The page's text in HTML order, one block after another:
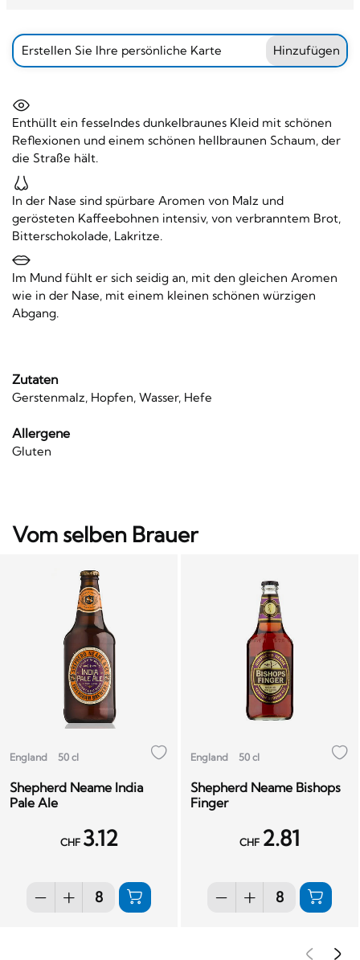
Erstellen Sie Ihre persönliche Karte Hinzufügen
Enthüllt ein fesselndes dunkelbraunes Kleid mit schönen
Reflexionen und einem schönen hellbraunen Schaum, der
die Straße hält.
In der Nase sind spürbare Aromen von Malz und
gerösteten Kaffeebohnen intensiv, von verbranntem Brot,
Bitterschokolade, Lakritze.
Im Mund fühlt er sich seidig an, mit den gleichen Aromen
wie in der Nase, mit einem kleinen schönen würzigen
Abgang.
Zutaten
Gerstenmalz, Hopfen, Wasser, Hefe
Allergene
Gluten
Vom selben Brauer
England 50 cl
Shepherd Neame India
Pale Ale
CHF 3.12
England 50 cl
Shepherd Neame Bishops
Finger
CHF 2.81